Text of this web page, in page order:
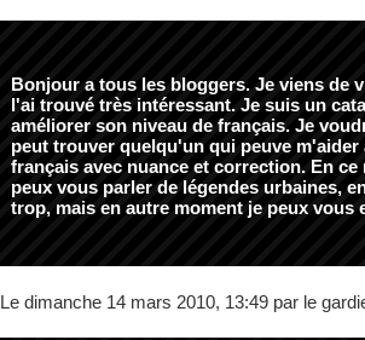
Bonjour a tous les bloggers. Je viens de
l'ai trouvé très intéressant. Je suis un
améliorer son niveau de français. Je
peut trouver quelqu'un qui peuve m'aider
français avec nuance et correction. En ce
peux vous parler de légendes urbaines,
trop, mais en autre moment je peux vous
Le dimanche 14 mars 2010, 13:49 par le